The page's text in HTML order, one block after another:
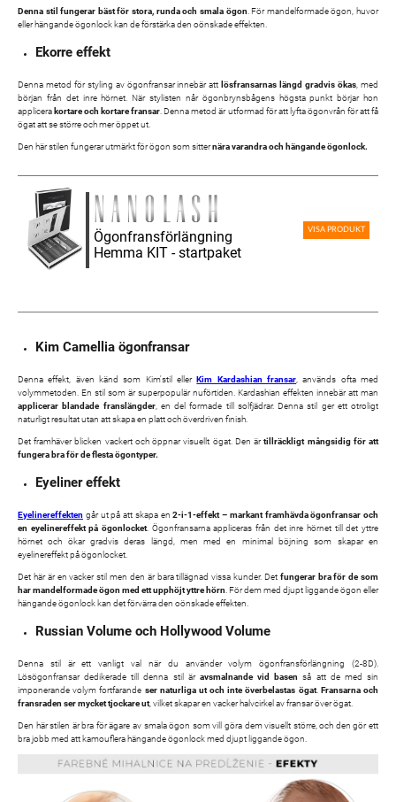
Denna stil fungerar bäst för stora, runda och smala ögon . För mandelformade ögon, huvor
eller hängande ögonlock kan de förstärka den oönskade effekten.
Ekorre effekt
Denna metod för styling av ögonfransar innebär att lösfransarnas längd gradvis ökas , med
början från det inre hörnet. När stylisten når ögonbrynsbågens högsta punkt börjar hon
applicera kortare och kortare fransar . Denna metod är utformad för att lyfta ögonvrån för att få
ögat att se större och mer öppet ut.
Den här stilen fungerar utmärkt för ögon som sitternära varandra och hängande ögonlock.
Ögonfransförlängning
Hemma KIT - startpaket
VISA PRODUKT
Kim Camellia ögonfransar
Denna effekt, även känd som Kim'stil ellerKim Kardashian fransar , används ofta med
volymmetoden. En stil som är superpopulär nuförtiden. Kardashian effekten innebär att man
applicerar blandade franslängder, en del formade till solfjädrar. Denna stil ger ett otroligt
naturligt resultat utan att skapa en platt och överdriven finish.
Det framhäver blicken vackert och öppnar visuellt ögat. Den ärtillräckligt mångsidig för att
fungera bra för de flestaögontyper.
Eyeliner effekt
Eyelinereffekten går ut på att skapa en 2-i-1-effekt – markant framhävda ögonfransar och
en eyelinereffekt på ögonlocket. Ögonfransarna appliceras från det inre hörnet till det yttre
hörnet och ökar gradvis deras längd, men med en minimal böjning som skapar en
eyelinereffekt på ögonlocket.
Det här är en vacker stil men den är bara tillägnad vissa kunder. Det fungerar bra för de som
har mandelformade ögon med ett upphöjt yttre hörn . För dem med djupt liggande ögon eller
hängande ögonlock kan det förvärra den oönskade effekten.
Russian Volume och Hollywood Volume
Denna stil är ett vanligt val när du använder volym ögonfransförlängning (2-8D).
Lösögonfransar dedikerade till denna stil är avsmalnande vid basen så att de med sin
imponerande volym fortfarande ser naturliga ut och inte överbelastas ögat. Fransarna och
fransraden ser mycket tjockare ut, vilket skapar en vacker halvcirkel av fransar över ögat.
Den här stilen är bra för ägare av smala ögon som vill göra dem visuellt större, och den gör ett
bra jobb med att kamouflera hängande ögonlock med djupt liggande ögon.